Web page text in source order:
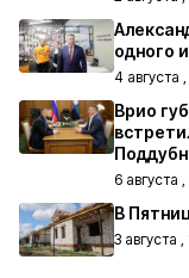
одного
4 августа ,
Врио
6 августа
В
3 августа ,